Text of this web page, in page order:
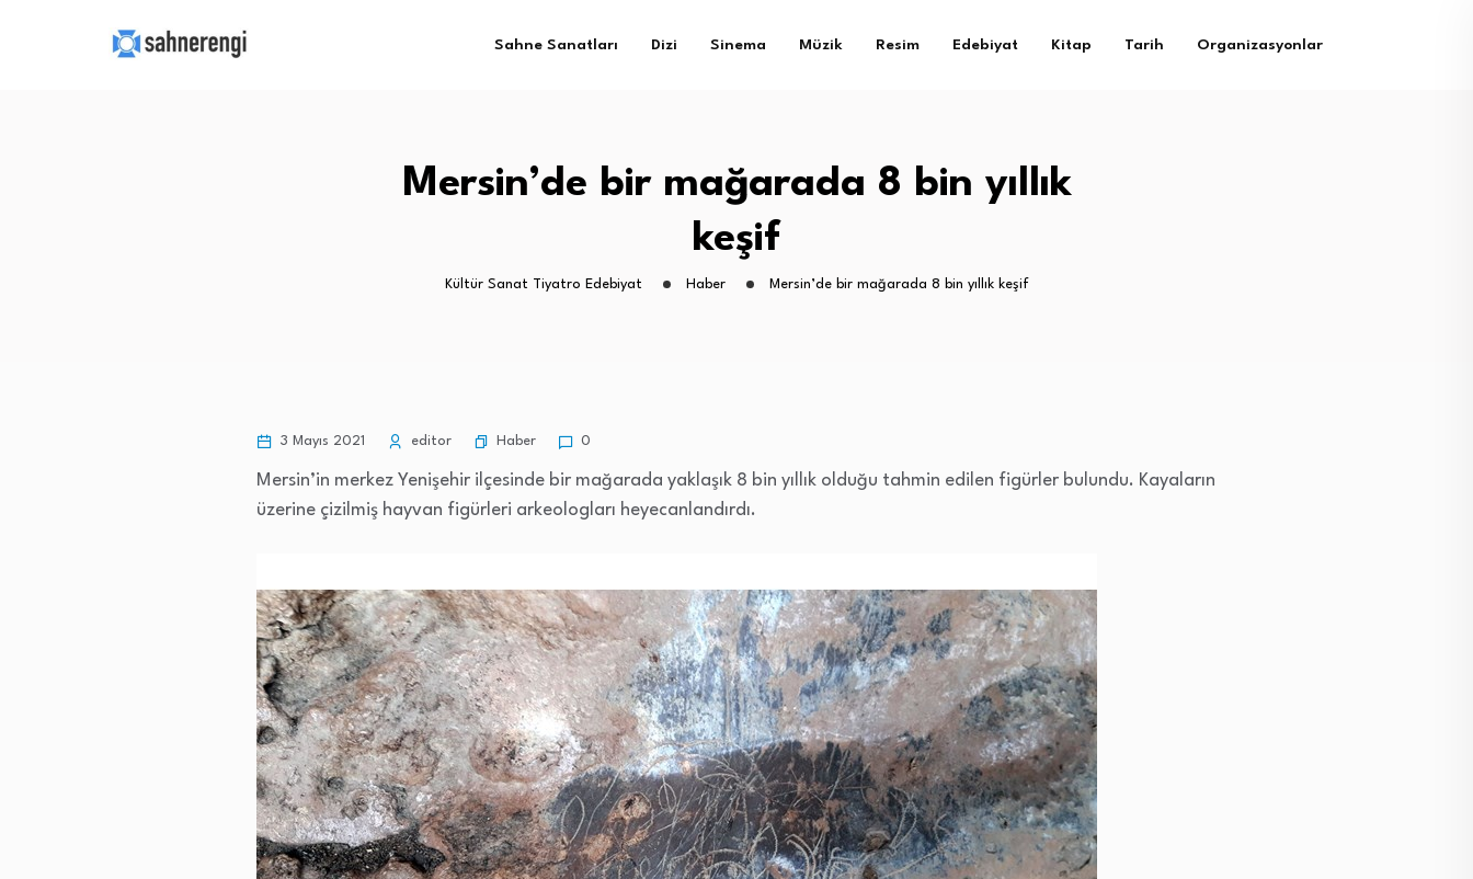
Sahne Sanatları Dizi Sinema Müzik Resim Edebiyat Kitap Tarih Organizasyonlar
Mersin’de bir mağarada 8 bin yıllık
keşif
Kültür Sanat Tiyatro Edebiyat Haber Mersin’de bir mağarada 8 bin yıllık keşif
3 Mayıs 2021 editor Haber 0
Mersin’in merkez Yenişehir ilçesinde bir mağarada yaklaşık 8 bin yıllık olduğu tahmin edilen figürler bulundu. Kayaların
üzerine çizilmiş hayvan figürleri arkeologları heyecanlandırdı.